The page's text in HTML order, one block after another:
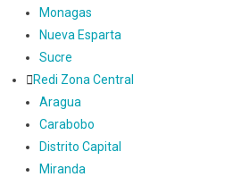
Monagas
Nueva Esparta
Sucre
Redi Zona Central
Aragua
Carabobo
Distrito Capital
Miranda